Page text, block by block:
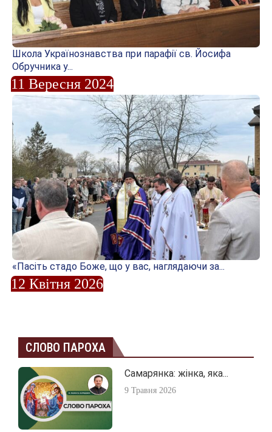
Школа Українознавства при парафії св. Йосифа
Обручника у...
11 Вересня 2024
«Пасіть стадо Боже, що у вас, наглядаючи за...
12 Квітня 2026
СЛОВО ПАРОХА
Самарянка: жінка, яка...
9 Травня 2026